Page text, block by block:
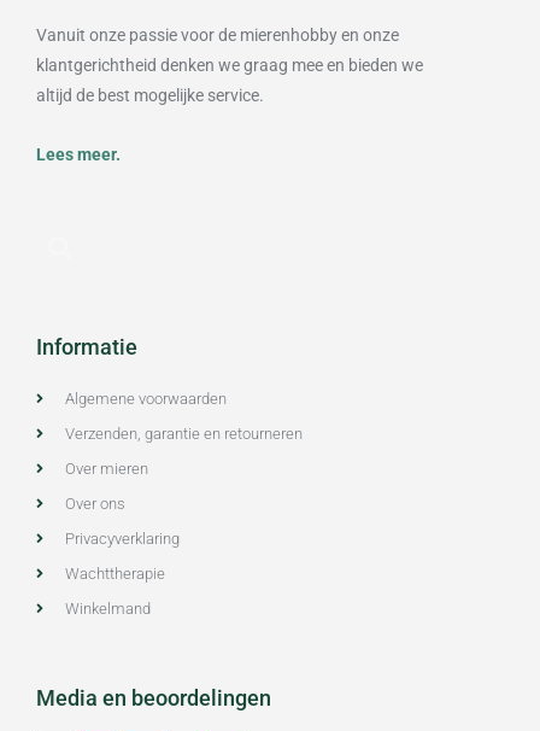
Vanuit onze passie voor de mierenhobby en onze
klantgerichtheid denken we graag mee en bieden we
altijd de best mogelijke service.
Lees meer.
Informatie
Algemene voorwaarden
Verzenden, garantie en retourneren
Over mieren
Over ons
Privacyverklaring
Wachttherapie
Winkelmand
Media en beoordelingen